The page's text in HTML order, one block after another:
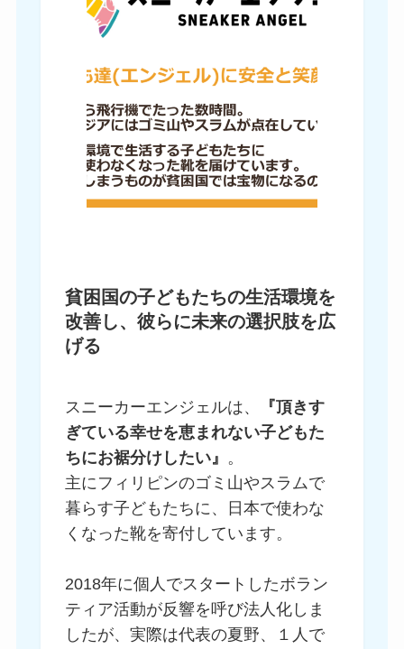
貧困国の子どもたちの生活環境を
改善し、彼らに未来の選択肢を広
げる
スニーカーエンジェルは、
『頂きす
ぎている幸せを恵まれない子どもた
ちにお裾分けしたい』 。
主にフィリピンのゴミ山やスラムで
暮らす子どもたちに、日本で使わな
くなった靴を寄付しています。
2018年に個人でスタートしたボラン
ティア活動が反響を呼び法人化しま
したが、実際は代表の夏野、１人で